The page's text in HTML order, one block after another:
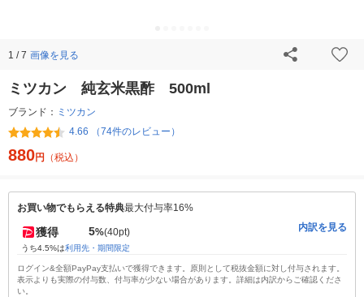
1 / 7 画像を見る
ミツカン 純玄米黒酢 500ml
ブランド： ミツカン
4.66 （74件のレビュー）
880円 （税込）
お買い物でもらえる特典最大付与率16%
獲得 5%(40pt)
うち4.5%は利用先・期間限定
内訳を見る
ログイン&全額PayPay支払いで獲得できます。原則として税抜金額に対し付与されます。
表示よりも実際の付与数、付与率が少ない場合があります。詳細は内訳からご確認くださ
い。